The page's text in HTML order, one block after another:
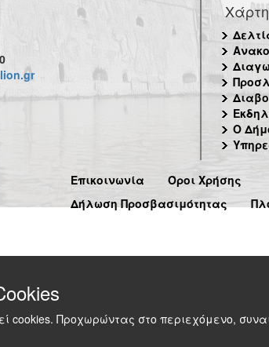
Ο
Επικοινωνία
Όροι Χρήσης
Δήλωση Προσβασιμότητας
cookies. Προχωρώντας στο περιεχόμενο,